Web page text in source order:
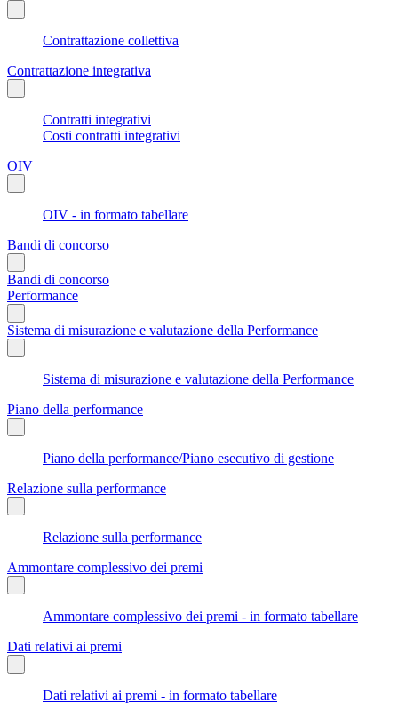
Contrattazione collettiva
Contrattazione integrativa
Contratti integrativi
Costi contratti integrativi
OIV
OIV - in formato tabellare
Bandi di concorso
Bandi di concorso
Performance
Sistema di misurazione e valutazione della Performance
Sistema di misurazione e valutazione della Performance
Piano della performance
Piano della performance/Piano esecutivo di gestione
Relazione sulla performance
Relazione sulla performance
Ammontare complessivo dei premi
Ammontare complessivo dei premi - in formato tabellare
Dati relativi ai premi
Dati relativi ai premi - in formato tabellare